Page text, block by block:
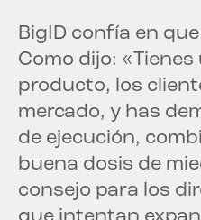
BigID confía en
Como dijo:
producto, los
mercado, y has
de ejecución,
buena dosis de
consejo para los